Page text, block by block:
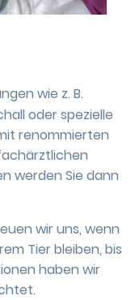
wie z. B.
oder spezielle
renommierten
werden Sie dann
wir uns, wenn
Tier bleiben, bis
haben wir